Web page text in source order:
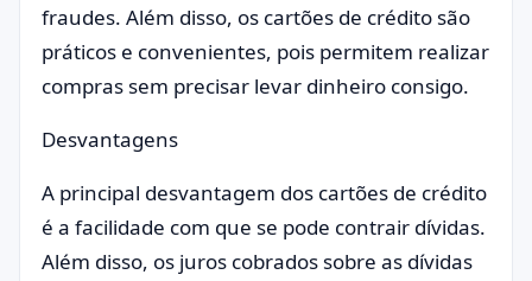
fraudes. Além disso, os cartões de crédito são
práticos e convenientes, pois permitem realizar
compras sem precisar levar dinheiro consigo.
Desvantagens
A principal desvantagem dos cartões de crédito
é a facilidade com que se pode contrair dívidas.
Além disso, os juros cobrados sobre as dívidas